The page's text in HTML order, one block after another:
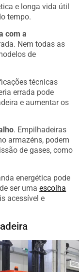
e longa vida útil
tempo.
com a
Nem todas as
de
técnicas
errada pode
e aumentar os
. Empilhadeiras
armazéns, podem
de gases, como
energética pode
ser umaescolha
acessível e